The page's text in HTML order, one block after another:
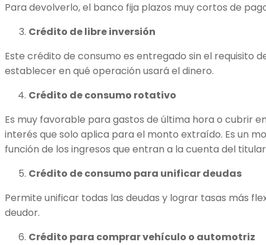
Para devolverlo, el banco fija plazos muy cortos de
Crédito de libre inversión
Este crédito de consumo es entregado sin el requisito
establecer en qué operación usará el dinero.
Crédito de consumo rotativo
Es muy favorable para gastos de última hora o cubrir
interés que solo aplica para el monto extraído. Es un
función de los ingresos que entran a la cuenta del
Crédito de consumo para unificar deudas
Permite unificar todas las deudas y lograr tasas más
deudor.
Crédito para comprar vehículo o automotriz